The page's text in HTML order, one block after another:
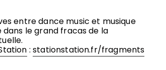
entre dance music et musique
le grand fracas de la
:stationstation.fr/fragments